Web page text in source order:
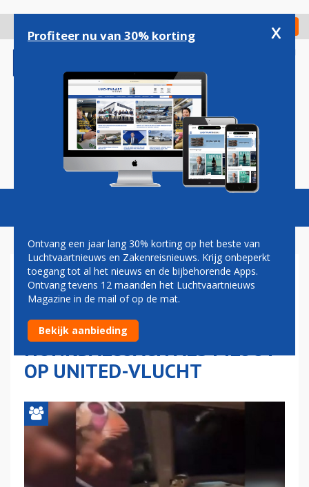
gaan
Check in
Magazine Podcasts Vacatures
LUCHTVAARTAUTORITEIT
DOET ONDERZOEK NAAR
ANTILLIAANSE
HONKBALCOACH ALS PILOOT
OP UNITED-VLUCHT
Profiteer nu van 30% korting x
Ontvang een jaar lang 30% korting op het beste van
Luchtvaartnieuws en Zakenreisnieuws. Krijg onbeperkt
toegang tot al het nieuws en de bijbehorende Apps.
Ontvang tevens 12 maanden het Luchtvaartnieuws
Magazine in de mail of op de mat.
Bekijk aanbieding